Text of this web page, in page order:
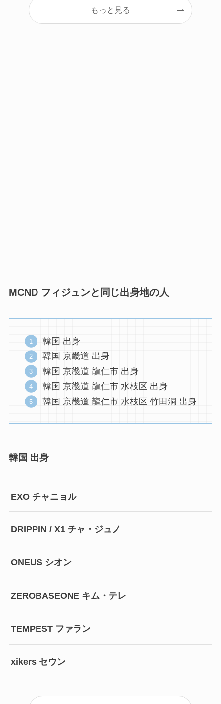
もっと見る
MCND フィジュンと同じ出身地の人
韓国 出身
韓国 京畿道 出身
韓国 京畿道 龍仁市 出身
韓国 京畿道 龍仁市 水枝区 出身
韓国 京畿道 龍仁市 水枝区 竹田洞 出身
韓国 出身
EXO チャニョル
DRIPPIN / X1 チャ・ジュノ
ONEUS シオン
ZEROBASEONE キム・テレ
TEMPEST ファラン
xikers セウン